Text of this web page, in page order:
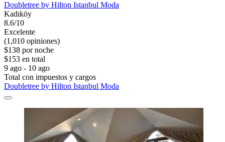
Doubletree by Hilton Istanbul Moda
Kadıköy
8.6/10
Excelente
(1,010 opiniones)
$138 por noche
$153 en total
9 ago - 10 ago
Total con impuestos y cargos
Doubletree by Hilton Istanbul Moda